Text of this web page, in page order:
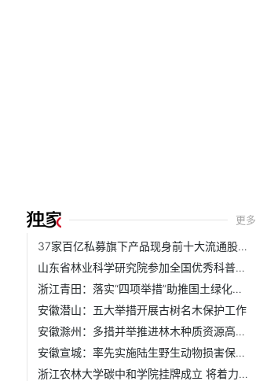
更多
37家百亿私募旗下产品现身前十大流通股名单
山东省林业科学研究院参加全国优秀科普作品评选活动
浙江青田：落实“四项举措”助推国土绿化取得新成效
安徽潜山：五大举措开展古树名木保护工作
安徽滁州：多措并举推进林木种质资源高质量发展
安徽宣城：率先实施陆生野生动物损害保险理赔机制
浙江农林大学碳中和学院挂牌成立 将着力培养具有碳中和与农...